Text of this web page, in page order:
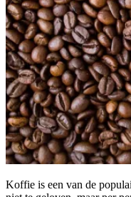
Koffie is een van de